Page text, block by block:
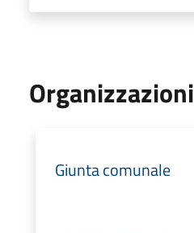
Organizzazioni
Giunta comunale